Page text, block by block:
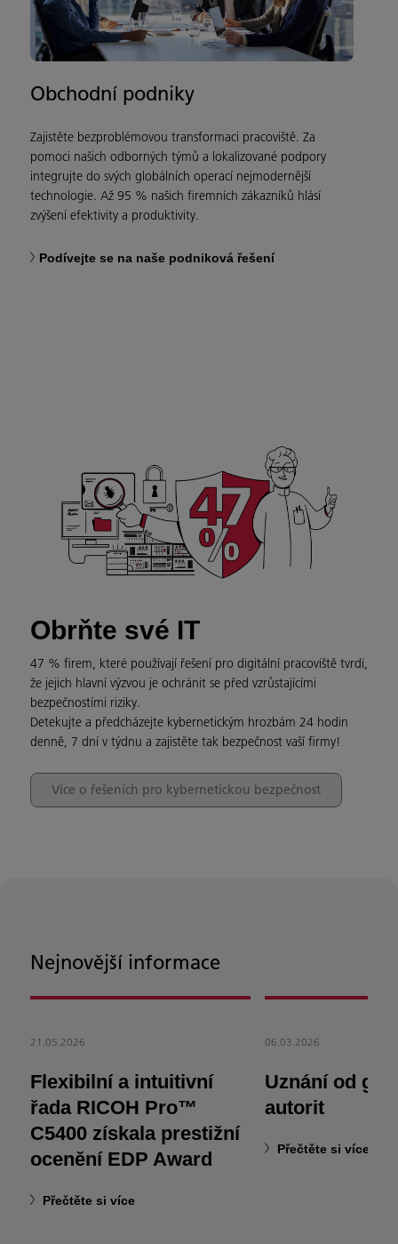
Obchodní podniky
Zajistěte bezproblémovou transformaci pracoviště. Za
pomoci našich odborných týmů a lokalizované podpory
integrujte do svých globálních operací nejmodernější
technologie. Až 95 % našich firemních zákazníků hlásí
zvýšení efektivity a produktivity.
Podívejte se na naše podniková řešení
Obrňte své IT
47 % firem, které používají řešení pro digitální pracoviště tvrdí,
že jejich hlavní výzvou je ochránit se před vzrůstajícími
bezpečnostími riziky.
Detekujte a předcházejte kybernetickým hrozbám 24 hodin
denně, 7 dní v týdnu a zajistěte tak bezpečnost vaší firmy!
Více o řešeních pro kybernetickou bezpečnost
Nejnovější informace
21.05.2026
Flexibilní a intuitivní
řada RICOH Pro™
C5400 získala prestižní
ocenění EDP Award
Přečtěte si více
06.03.2026
Uznání od
autorit
Přečtěte si více